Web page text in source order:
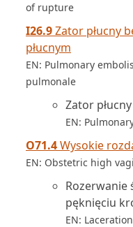
of rupture
I26.9Zator płucny
płucnym
EN: Pulmonary
pulmonale
Zator
EN:
O71.4Wysokie
EN: Obstetric high
Rozerwanie
pęknięciu
EN: